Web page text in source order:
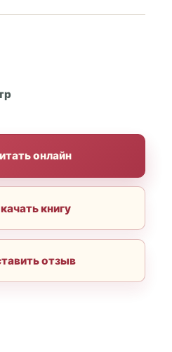
онлайн
книгу
отзыв